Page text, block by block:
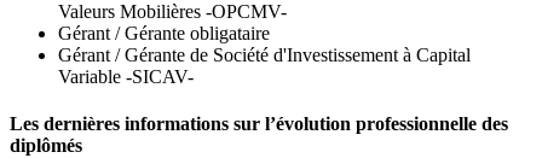
Valeurs Mobilières -OPCMV-
Gérant / Gérante obligataire
Gérant / Gérante de Société d'Investissement à Capital
Variable -SICAV-
Les dernières informations sur l’évolution professionnelle des
diplômés